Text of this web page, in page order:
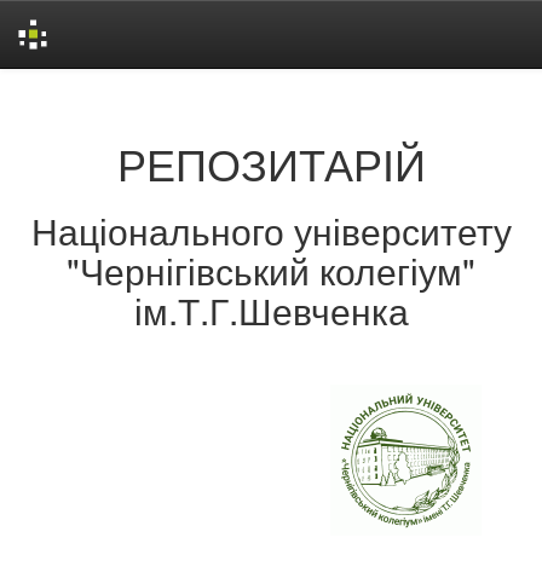
РЕПОЗИТАРІЙ
Національного університету
"Чернігівський колегіум"
ім.Т.Г.Шевченка